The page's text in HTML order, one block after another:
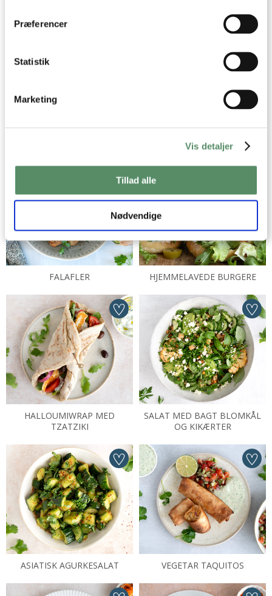
Præferencer
Statistik
Marketing
Vis detaljer
Tillad alle
Nødvendige
FALAFLER HJEMMELAVEDE BURGERE
HALLOUMIWRAP MED
TZATZIKI
SALAT MED BAGT BLOMKÅL
OG KIKÆRTER
ASIATISK AGURKESALAT VEGETAR TAQUITOS